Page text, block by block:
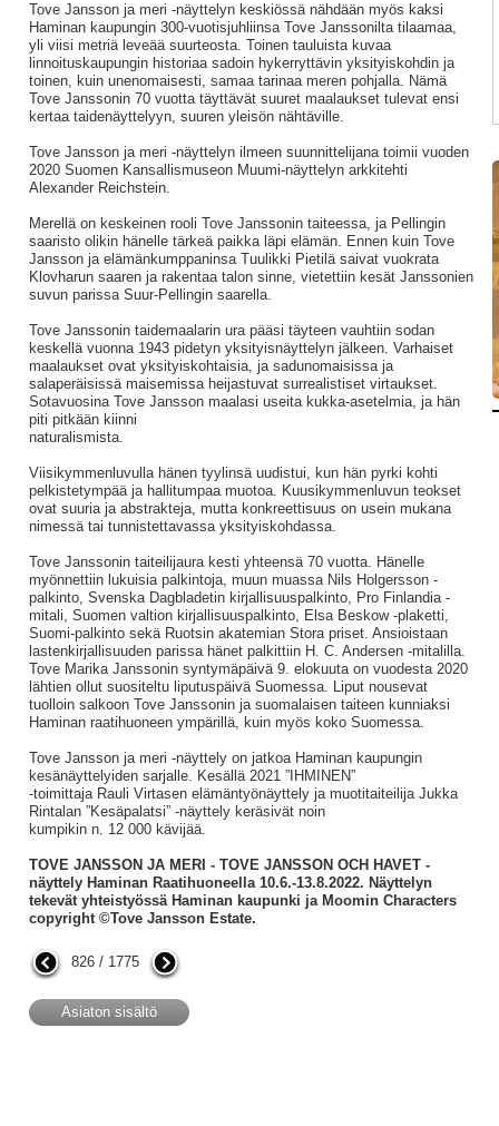
Tove Jansson ja meri -näyttelyn keskiössä nähdään myös kaksi
Haminan kaupungin 300-vuotisjuhliinsa Tove Janssonilta tilaamaa,
yli viisi metriä leveää suurteosta. Toinen tauluista kuvaa
linnoituskaupungin historiaa sadoin hykerryttävin yksityiskohdin ja
toinen, kuin unenomaisesti, samaa tarinaa meren pohjalla. Nämä
Tove Janssonin 70 vuotta täyttävät suuret maalaukset tulevat ensi
kertaa taidenäyttelyyn, suuren yleisön nähtäville.
Tove Jansson ja meri -näyttelyn ilmeen suunnittelijana toimii vuoden
2020 Suomen Kansallismuseon Muumi-näyttelyn arkkitehti
Alexander Reichstein.
Merellä on keskeinen rooli Tove Janssonin taiteessa, ja Pellingin
saaristo olikin hänelle tärkeä paikka läpi elämän. Ennen kuin Tove
Jansson ja elämänkumppaninsa Tuulikki Pietilä saivat vuokrata
Klovharun saaren ja rakentaa talon sinne, vietettiin kesät Janssonien
suvun parissa Suur-Pellingin saarella.
Tove Janssonin taidemaalarin ura pääsi täyteen vauhtiin sodan
keskellä vuonna 1943 pidetyn yksityisnäyttelyn jälkeen. Varhaiset
maalaukset ovat yksityiskohtaisia, ja sadunomaisissa ja
salaperäisissä maisemissa heijastuvat surrealistiset virtaukset.
Sotavuosina Tove Jansson maalasi useita kukka-asetelmia, ja hän
piti pitkään kiinni
naturalismista.
Viisikymmenluvulla hänen tyylinsä uudistui, kun hän pyrki kohti
pelkistetympää ja hallitumpaa muotoa. Kuusikymmenluvun teokset
ovat suuria ja abstrakteja, mutta konkreettisuus on usein mukana
nimessä tai tunnistettavassa yksityiskohdassa.
Tove Janssonin taiteilijaura kesti yhteensä 70 vuotta. Hänelle
myönnettiin lukuisia palkintoja, muun muassa Nils Holgersson -
palkinto, Svenska Dagbladetin kirjallisuuspalkinto, Pro Finlandia -
mitali, Suomen valtion kirjallisuuspalkinto, Elsa Beskow -plaketti,
Suomi-palkinto sekä Ruotsin akatemian Stora priset. Ansioistaan
lastenkirjallisuuden parissa hänet palkittiin H. C. Andersen -mitalilla.
Tove Marika Janssonin syntymäpäivä 9. elokuuta on vuodesta 2020
lähtien ollut suositeltu liputuspäivä Suomessa. Liput nousevat
tuolloin salkoon Tove Janssonin ja suomalaisen taiteen kunniaksi
Haminan raatihuoneen ympärillä, kuin myös koko Suomessa.
Tove Jansson ja meri -näyttely on jatkoa Haminan kaupungin
kesänäyttelyiden sarjalle. Kesällä 2021 ”IHMINEN”
-toimittaja Rauli Virtasen elämäntyönäyttely ja muotitaiteilija Jukka
Rintalan ”Kesäpalatsi” -näyttely keräsivät noin
kumpikin n. 12 000 kävijää.
TOVE JANSSON JA MERI - TOVE JANSSON OCH HAVET -
näyttely Haminan Raatihuoneella 10.6.-13.8.2022. Näyttelyn
tekevät yhteistyössä Haminan kaupunki ja Moomin Characters
copyright ©Tove Jansson Estate.
826 / 1775
Asiaton sisältö